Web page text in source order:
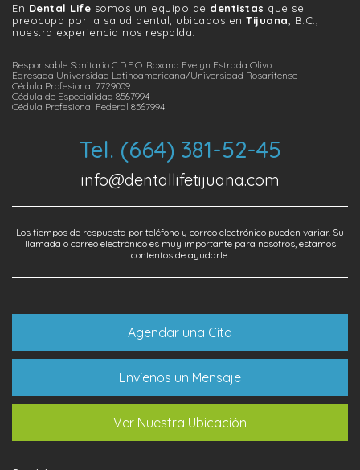
En Dental Life somos un equipo de dentistas que se
preocupa por la salud dental, ubicados en Tijuana , B.C.,
nuestra experiencia nos respalda.
Responsable Sanitario C.D.E.O. Roxana Evelyn Estrada Olivo
Egresada Universidad Latinoamericana/Universidad Rosaritense
Cédula Profesional 7729009
Cédula de Especialidad 8567994
Cédula Profesional Federal 8567994
Tel. (664) 381-52-45
info@dentallifetijuana.com
Los tiempos de respuesta por teléfono y correo electrónico pueden variar. Su
llamada o correo electrónico es muy importante para nosotros, estamos
contentos de ayudarle.
Agendar una Cita
Envíenos un Mensaje
Ver Nuestra Ubicación